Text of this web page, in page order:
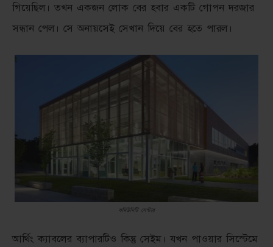
গিয়েছিল। তখন একজন লোক বের হবার একটি গোপন দরজার
সন্ধান পেল। সে অনায়সেই সেখান দিয়ে বের হতে পারল।
কমিউনিটি সেন্টার
আর্থিং ক্যাবলের ব্যাপারটিও কিন্তু সেইম। যখন পাওয়ার সিস্টেমে